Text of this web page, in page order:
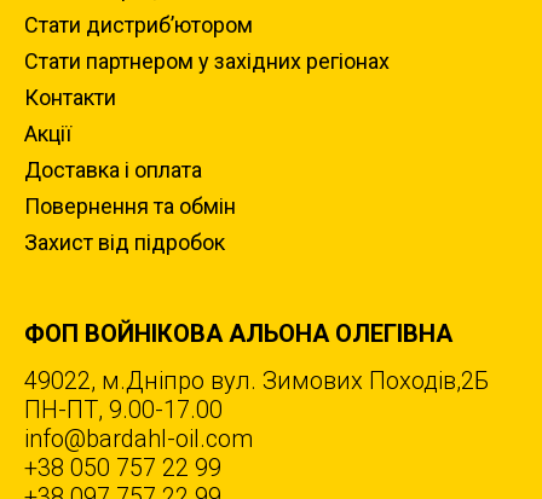
Стати дистриб’ютором
Стати партнером у західних регіонах
Контакти
Акції
Доставка i оплата
Повернення та обмiн
Захист вiд пiдробок
ФОП ВОЙНІКОВА АЛЬОНА ОЛЕГІВНА
49022, м.Дніпро вул. Зимових Походiв,2Б
ПН-ПТ, 9.00-17.00
info@bardahl-oil.com
+38 050 757 22 99